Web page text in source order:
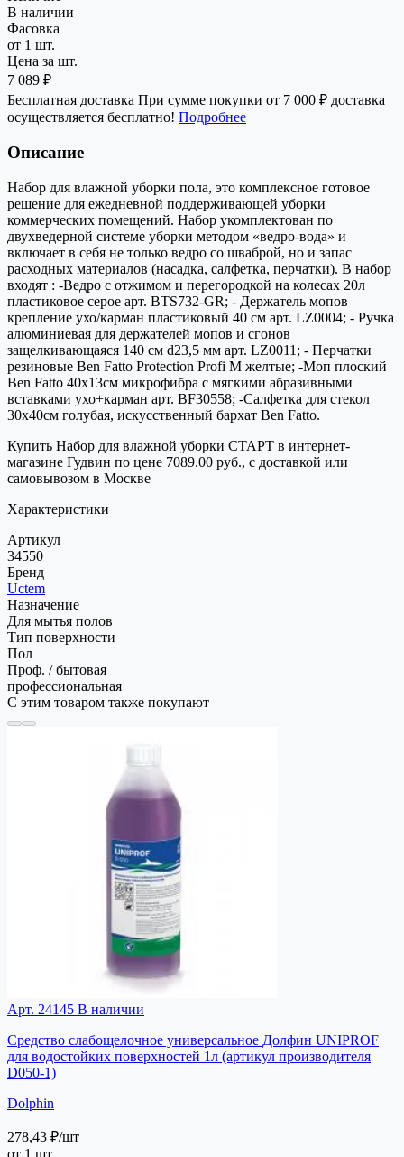
В наличии
Фасовка
от 1 шт.
Цена за шт.
7 089 ₽
Бесплатная доставка При сумме покупки от 7 000 ₽ доставка
осуществляется бесплатно! Подробнее
Описание
Набор для влажной уборки пола, это комплексное готовое
решение для ежедневной поддерживающей уборки
коммерческих помещений. Набор укомплектован по
двухведерной системе уборки методом «ведро-вода» и
включает в себя не только ведро со шваброй, но и запас
расходных материалов (насадка, салфетка, перчатки). В набор
входят : -Ведро с отжимом и перегородкой на колесах 20л
пластиковое серое арт. BTS732-GR; - Держатель мопов
крепление ухо/карман пластиковый 40 см арт. LZ0004; - Ручка
алюминиевая для держателей мопов и сгонов
защелкивающаяся 140 см d23,5 мм арт. LZ0011; - Перчатки
резиновые Ben Fatto Protection Profi M желтые; -Моп плоский
Ben Fatto 40х13см микрофибра с мягкими абразивными
вставками ухо+карман арт. BF30558; -Салфетка для стекол
30х40см голубая, искусственный бархат Ben Fatto.
Купить Набор для влажной уборки СТАРТ в интернет-
магазине Гудвин по цене 7089.00 руб., с доставкой или
самовывозом в Москве
Характеристики
Артикул
34550
Бренд
Uctem
Назначение
Для мытья полов
Тип поверхности
Пол
Проф. / бытовая
профессиональная
С этим товаром также покупают
Арт. 24145 В наличии
Средство слабощелочное универсальное Долфин UNIPROF
для водостойких поверхностей 1л (артикул производителя
D050-1)
Dolphin
278,43 ₽/шт
от 1 шт